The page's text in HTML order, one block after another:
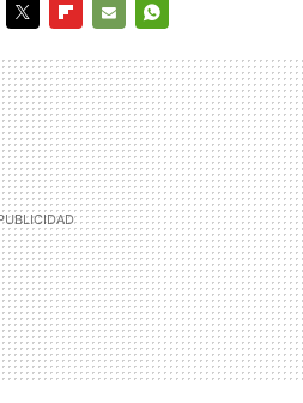
MAIL